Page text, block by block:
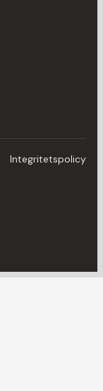
Integritetspolicy